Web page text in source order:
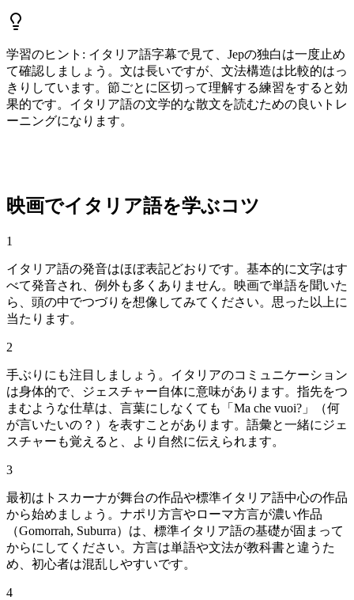
学習のヒント : イタリア語字幕で見て、Jepの独白は一度止め
て確認しましょう。文は長いですが、文法構造は比較的はっ
きりしています。節ごとに区切って理解する練習をすると効
果的です。イタリア語の文学的な散文を読むための良いトレ
ーニングになります。
映画でイタリア語を学ぶコツ
1
イタリア語の発音はほぼ表記どおりです。基本的に文字はす
べて発音され、例外も多くありません。映画で単語を聞いた
ら、頭の中でつづりを想像してみてください。思った以上に
当たります。
2
手ぶりにも注目しましょう。イタリアのコミュニケーション
は身体的で、ジェスチャー自体に意味があります。指先をつ
まむような仕草は、言葉にしなくても「Ma che vuoi?」（何
が言いたいの？）を表すことがあります。語彙と一緒にジェ
スチャーも覚えると、より自然に伝えられます。
3
最初はトスカーナが舞台の作品や標準イタリア語中心の作品
から始めましょう。ナポリ方言やローマ方言が濃い作品
（Gomorrah, Suburra）は、標準イタリア語の基礎が固まって
からにしてください。方言は単語や文法が教科書と違うた
め、初心者は混乱しやすいです。
4